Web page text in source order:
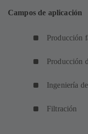
Campos de aplicación
Producción
Producción
Ingeniería
Filtración